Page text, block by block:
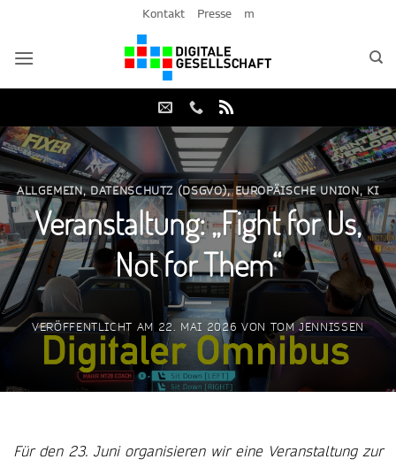
springen
Kontakt Presse m
ALLGEMEIN,DATENSCHUTZ (DSGVO),EUROPÄISCHE UNION,KI
Veranstaltung: „Fight for Us,
Not for Them“
VERÖFFENTLICHT AM 22. MAI 2026 VON TOM JENNISSEN
Für den 23. Juni organisieren wir eine Veranstaltung zur